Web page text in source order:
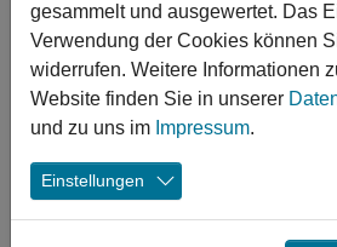
Spatenstich für
„Meilenstein für
gesammelt und ausgewertet. Das
Verwendung der Cookies können
widerrufen. Weitere Informationen
Website finden Sie in unserer
und zu uns im Impressum.
Einstellungen